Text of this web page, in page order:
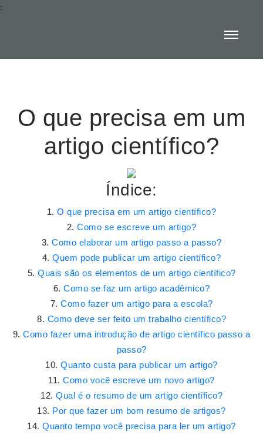
:
O que precisa em um
artigo científico?
Índice:
O que precisa em um artigo científico?
Como se escreve um artigo?
Como elaborar um artigo passo a passo?
Quem pode publicar um artigo científico?
Quais são os elementos de um artigo científico?
Como se faz um artigo acadêmico?
Como fazer um artigo para a escola?
Como deve ser feito um trabalho científico?
Como fazer uma introdução de artigo científico passo a
passo?
Quanto custa para publicar um artigo?
Como você escreve um novo artigo?
Qual é o resumo de um artigo científico?
Por que fazer um bom resumo de artigos?
Quanto tempo você precisa para ler um artigo?